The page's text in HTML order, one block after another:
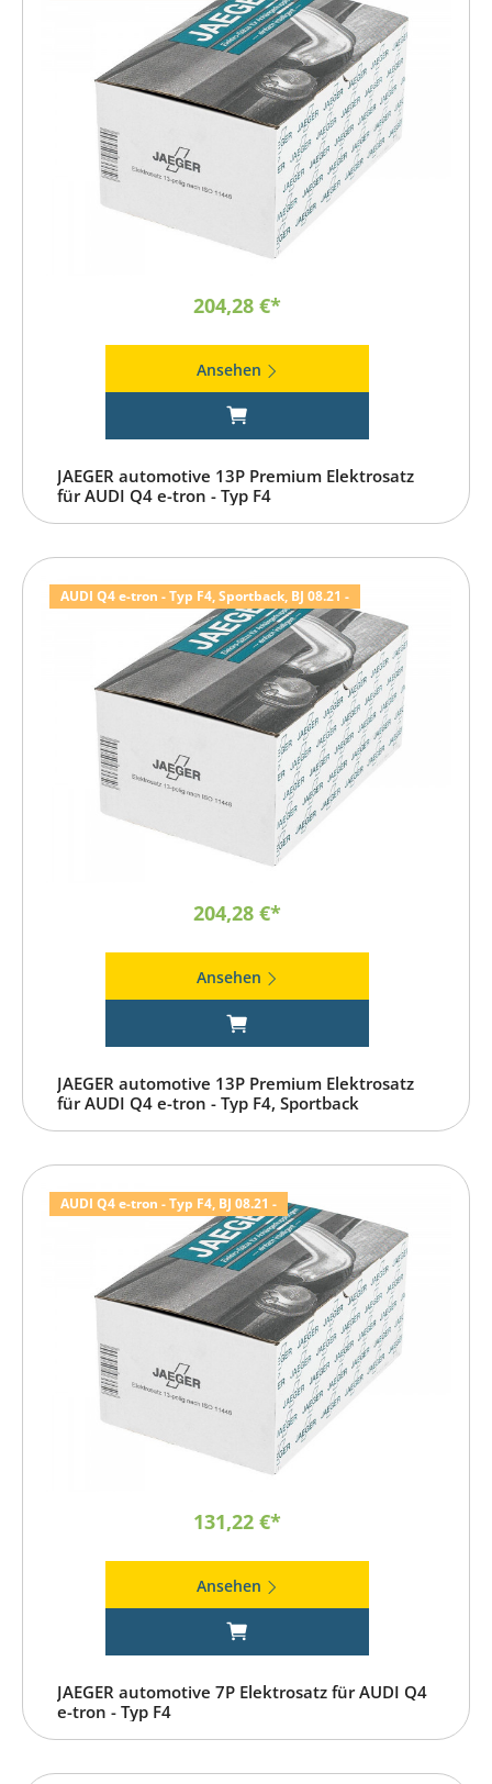
204,28 €*
Ansehen
JAEGER automotive 13P Premium Elektrosatz
für AUDI Q4 e-tron - Typ F4
AUDI Q4 e-tron - Typ F4, Sportback, BJ 08.21 -
204,28 €*
Ansehen
JAEGER automotive 13P Premium Elektrosatz
für AUDI Q4 e-tron - Typ F4, Sportback
AUDI Q4 e-tron - Typ F4, BJ 08.21 -
131,22 €*
Ansehen
JAEGER automotive 7P Elektrosatz für AUDI Q4
e-tron - Typ F4